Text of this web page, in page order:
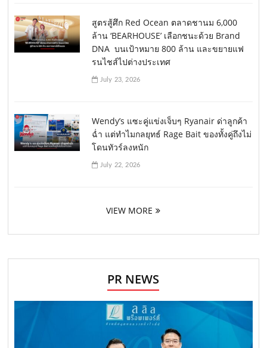
สูตรสู้ศึก Red Ocean ตลาดชานม 6,000
ล้าน ‘BEARHOUSE’ เลือกชนะด้วย Brand
DNA บนเป้าหมาย 800 ล้าน และขยายแฟ
รนไชส์ไปต่างประเทศ
July 23, 2026
Wendy’s แซะคู่แข่งเจ็บๆ Ryanair ด่าลูกค้า
ฉ่ำ แต่ทำไมกลยุทธ์ Rage Bait ของทั้งคู่ถึงไม่
โดนทัวร์ลงหนัก
July 22, 2026
VIEW MORE
PR NEWS